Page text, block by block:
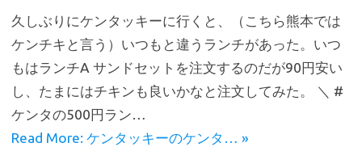
e
b
o
o
k
it
te
r
e
n
a
久しぶりにケンタッキーに行くと、（こちら熊本では
ケンチキと言う）いつもと違うランチがあった。いつ
もはランチA サンドセットを注文するのだが90円安い
し、たまにはチキンも良いかなと注文してみた。 ＼ #
ケンタの500円ラン…
Read More: ケンタッキーのケンタ… »